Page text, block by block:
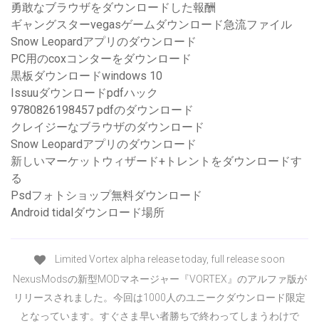
勇敢なブラウザをダウンロードした報酬
ギャングスターvegasゲームダウンロード急流ファイル
Snow Leopardアプリのダウンロード
PC用のcoxコンターをダウンロード
黒板ダウンロードwindows 10
Issuuダウンロードpdfハック
9780826198457 pdfのダウンロード
クレイジーなブラウザのダウンロード
Snow Leopardアプリのダウンロード
新しいマーケットウィザード+トレントをダウンロードす
る
Psdフォトショップ無料ダウンロード
Android tidalダウンロード場所
Limited Vortex alpha release today, full release soon
NexusModsの新型MODマネージャー『VORTEX』のアルファ版が
リリースされました。今回は1000人のユニークダウンロード限定
となっています。すぐさま早い者勝ちで終わってしまうわけで